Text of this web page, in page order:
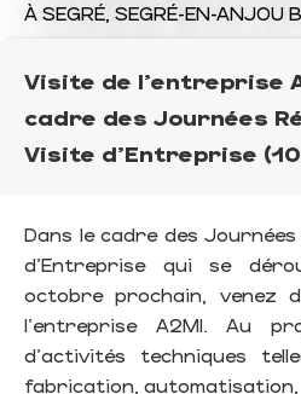
À SEGRÉ, SEGRÉ-EN-ANJOU
Visite de l'entreprise
cadre des Journées
Visite d'Entreprise
Dans le cadre des
d'Entreprise qui se
octobre prochain, venez
l'entreprise A2MI. Au
d'activités techniques
fabrication, automatisation,